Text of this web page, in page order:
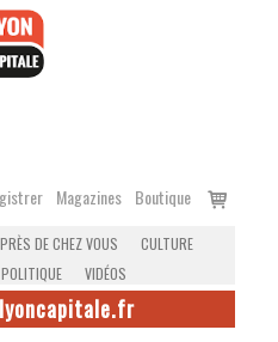
Magazines Boutique
Voir
PRÈS DE CHEZ VOUS
CULTURE
POLITIQUE VIDÉOS